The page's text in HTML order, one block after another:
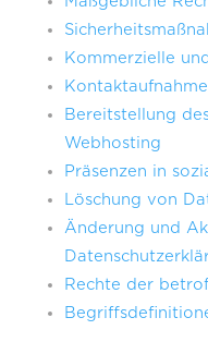
Kommerzielle
Kontaktaufnahme
Bereitstellung
Webhosting
Präsenzen in
Löschung von
Änderung und
Rechte der